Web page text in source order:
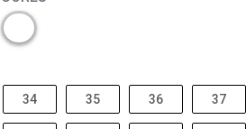
34 35 36 37